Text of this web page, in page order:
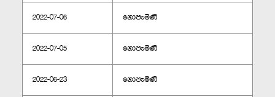
2022-07-06 නොපැමිණි
2022-07-05 නොපැමිණි
2022-06-23 නොපැමිණි